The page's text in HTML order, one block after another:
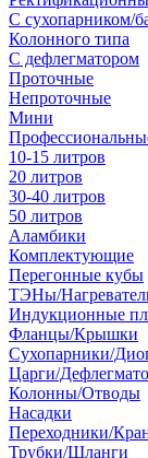
С сухопарником/
Колонного типа
С дефлегматором
Проточные
Непроточные
Мини
10-15 литров
20 литров
30-40 литров
50 литров
Аламбики
Комплектующие
Перегонные кубы
ТЭНы/
Индукционные
Фланцы/Крышки
Сухопарники/
Царги/
Колонны/Отводы
Насадки
Переходники/
Трубки/Шланги